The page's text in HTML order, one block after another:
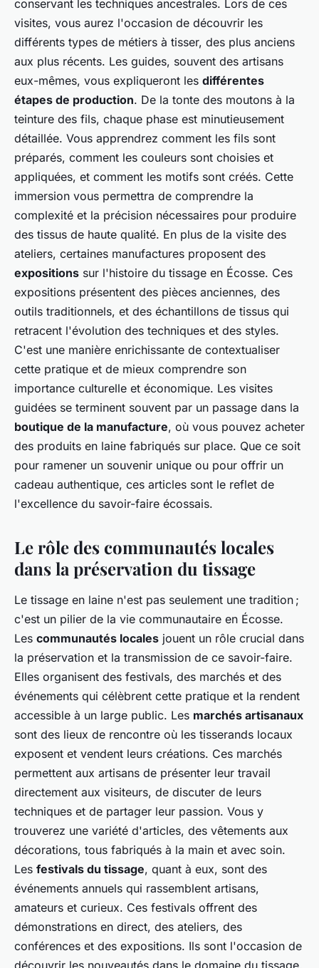
conservant les techniques ancestrales. Lors de ces
visites, vous aurez l'occasion de découvrir les
différents types de métiers à tisser, des plus anciens
aux plus récents. Les guides, souvent des artisans
eux-mêmes, vous expliqueront les différentes
étapes de production. De la tonte des moutons à la
teinture des fils, chaque phase est minutieusement
détaillée. Vous apprendrez comment les fils sont
préparés, comment les couleurs sont choisies et
appliquées, et comment les motifs sont créés. Cette
immersion vous permettra de comprendre la
complexité et la précision nécessaires pour produire
des tissus de haute qualité. En plus de la visite des
ateliers, certaines manufactures proposent des
expositions sur l'histoire du tissage en Écosse. Ces
expositions présentent des pièces anciennes, des
outils traditionnels, et des échantillons de tissus qui
retracent l'évolution des techniques et des styles.
C'est une manière enrichissante de contextualiser
cette pratique et de mieux comprendre son
importance culturelle et économique. Les visites
guidées se terminent souvent par un passage dans la
boutique de la manufacture, où vous pouvez acheter
des produits en laine fabriqués sur place. Que ce soit
pour ramener un souvenir unique ou pour offrir un
cadeau authentique, ces articles sont le reflet de
l'excellence du savoir-faire écossais.
Le rôle des communautés locales
dans la préservation du tissage
Le tissage en laine n'est pas seulement une tradition ;
c'est un pilier de la vie communautaire en Écosse.
Les communautés locales jouent un rôle crucial dans
la préservation et la transmission de ce savoir-faire.
Elles organisent des festivals, des marchés et des
événements qui célèbrent cette pratique et la rendent
accessible à un large public. Les marchés artisanaux
sont des lieux de rencontre où les tisserands locaux
exposent et vendent leurs créations. Ces marchés
permettent aux artisans de présenter leur travail
directement aux visiteurs, de discuter de leurs
techniques et de partager leur passion. Vous y
trouverez une variété d'articles, des vêtements aux
décorations, tous fabriqués à la main et avec soin.
Les festivals du tissage, quant à eux, sont des
événements annuels qui rassemblent artisans,
amateurs et curieux. Ces festivals offrent des
démonstrations en direct, des ateliers, des
conférences et des expositions. Ils sont l'occasion de